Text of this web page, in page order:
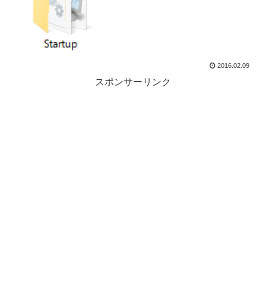
2016.02.09
スポンサーリンク